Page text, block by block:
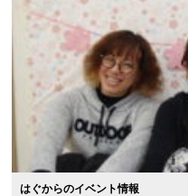
はぐからのイベント情報